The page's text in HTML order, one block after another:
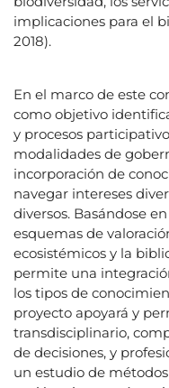
implicaciones para el
2018).
En el marco de este
como objetivo
y procesos
modalidades de
incorporación de
navegar intereses
diversos. Basándose
esquemas de
ecosistémicos y la
permite una
los tipos de
proyecto apoyará y
transdisciplinario,
de decisiones, y
un estudio de